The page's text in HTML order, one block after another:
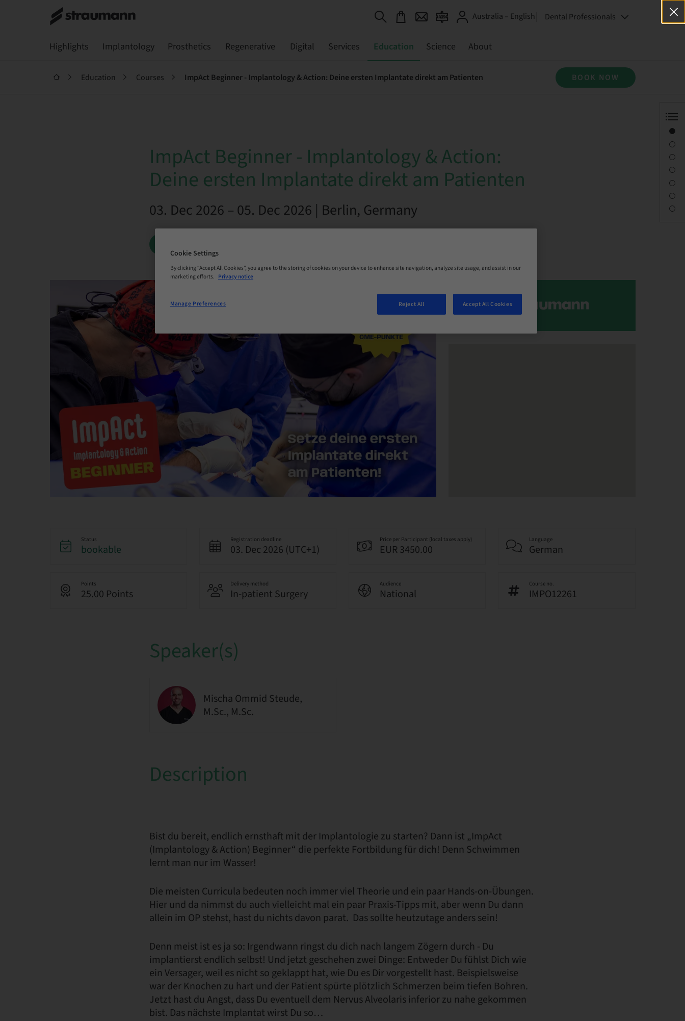
Australia – English Dental Professionals
Highlights Implantology Prosthetics Regenerative Digital Services Education Science About
Education Courses ImpAct Beginner - Implantology & Action: Deine ersten Implantate direkt am Patienten BOOK NOW
ImpAct Beginner - Implantology & Action:
Deine ersten Implantate direkt am Patienten
03. Dec 2026 – 05. Dec 2026 | Berlin, Germany
Status
bookable
Registration deadline
03. Dec 2026 (UTC+1)
Price per Participant (local taxes apply)
EUR 3450.00
Language
German
Points
25.00 Points
Delivery method
In-patient Surgery
Audience
National
Course no.
IMPO12261
Speaker(s)
Mischa Ommid Steude,
M.Sc., M.Sc.
Description
Bist du bereit, endlich ernsthaft mit der Implantologie zu starten? Dann ist „ImpAct
(Implantology & Action) Beginner“ die perfekte Fortbildung für dich! Denn Schwimmen
lernt man nur im Wasser!
Die meisten Curricula bedeuten noch immer viel Theorie und ein paar Hands-on-Übungen.
Hier und da nimmst du auch vielleicht mal ein paar Praxis-Tipps mit, aber wenn Du dann
allein im OP stehst, hast du nichts davon parat. Das sollte heutzutage anders sein!
Denn meist ist es ja so: Irgendwann ringst du dich nach langem Zögern durch - Du
implantierst endlich selbst! Und jetzt geschehen zwei Dinge: Entweder Du fühlst Dich wie
ein Versager, weil es nicht so geklappt hat, wie Du es Dir vorgestellt hast. Beispielsweise
war der Knochen zu hart und der Patient spürte plötzlich Schmerzen beim tiefen Bohren.
Jetzt hast du Angst, dass Du eventuell dem Nervus Alveolaris inferior zu nahe gekommen
bist. Das nächste Implantat wirst Du so…
Cookie Settings
By clicking “Accept All Cookies”, you agree to the storing of cookies on your device to enhance site navigation, analyze site usage, and assist in our
marketing efforts. Privacy notice
Reject All Accept All Cookies
Manage Preferences